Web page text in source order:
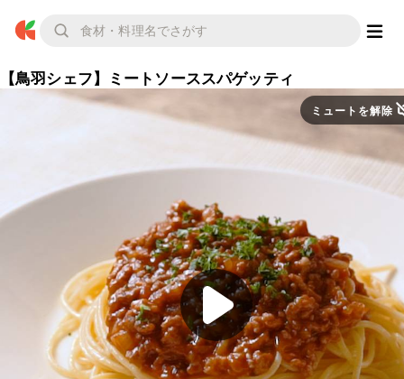
【鳥羽シェフ】ミートソーススパゲッティ
ミュートを解除